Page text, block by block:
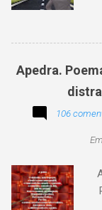
Apedra.
106
Em